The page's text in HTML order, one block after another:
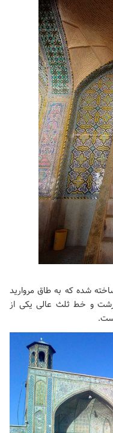
شده که به طاق مروارید
و خط ثلث عالی یکی از